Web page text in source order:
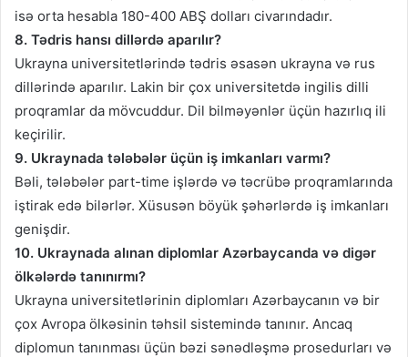
isə orta hesabla 180-400 ABŞ dolları civarındadır.
8. Tədris hansı dillərdə aparılır?
Ukrayna universitetlərində tədris əsasən ukrayna və rus
dillərində aparılır. Lakin bir çox universitetdə ingilis dilli
proqramlar da mövcuddur. Dil bilməyənlər üçün hazırlıq ili
keçirilir.
9. Ukraynada tələbələr üçün iş imkanları varmı?
Bəli, tələbələr part-time işlərdə və təcrübə proqramlarında
iştirak edə bilərlər. Xüsusən böyük şəhərlərdə iş imkanları
genişdir.
10. Ukraynada alınan diplomlar Azərbaycanda və digər
ölkələrdə tanınırmı?
Ukrayna universitetlərinin diplomları Azərbaycanın və bir
çox Avropa ölkəsinin təhsil sistemində tanınır. Ancaq
diplomun tanınması üçün bəzi sənədləşmə prosedurları və